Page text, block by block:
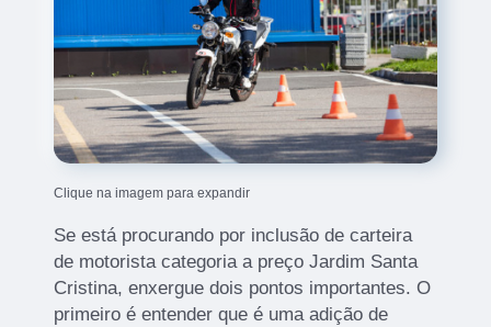
Clique na imagem para expandir
Se está procurando por inclusão de carteira
de motorista categoria a preço Jardim Santa
Cristina, enxergue dois pontos importantes. O
primeiro é entender que é uma adição de